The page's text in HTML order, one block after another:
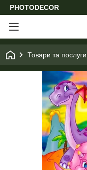
PHOTODECOR
Товари та послуги